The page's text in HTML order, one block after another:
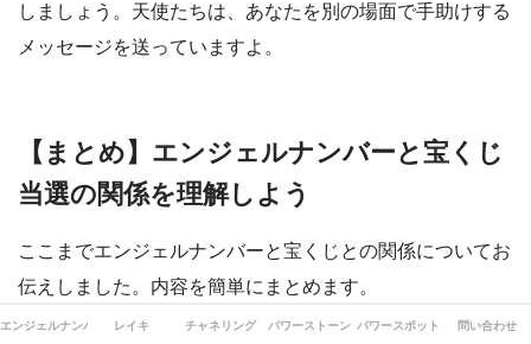
しましょう。天使たちは、あなたを別の場面で手助けする
メッセージを送っていますよ。
【まとめ】エンジェルナンバーと宝くじ
当選の関係を理解しよう
ここまでエンジェルナンバーと宝くじとの関係についてお
伝えしました。内容を簡単にまとめます。
エンジェルナンバー レイキ チャネリング パワーストーン パワースポット 問い合わせ